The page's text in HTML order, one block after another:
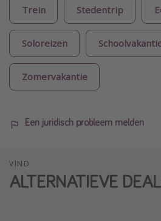
Trein Stedentrip
Soloreizen
Zomervakantie
Een juridisch probleem melden
VIND
ALTERNATIEVE